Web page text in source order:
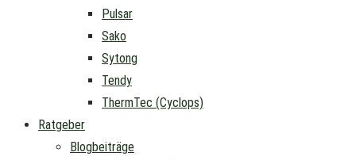
Pulsar
Sako
Sytong
Tendy
ThermTec (Cyclops)
Ratgeber
Blogbeiträge